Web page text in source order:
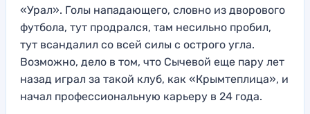
«Урал». Голы нападающего, словно из дворового
футбола, тут продрался, там несильно пробил,
тут всандалил со всей силы с острого угла.
Возможно, дело в том, что Сычевой еще пару лет
назад играл за такой клуб, как «Крымтеплица», и
начал профессиональную карьеру в 24 года.